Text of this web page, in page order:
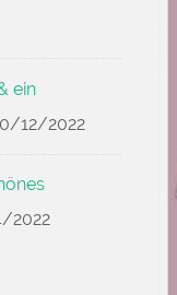
ein
12/2022
2022